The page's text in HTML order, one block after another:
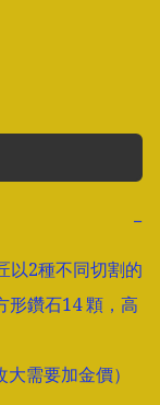
−
以2種不同切割的
形鑽石14 顆，高
需要加金價）